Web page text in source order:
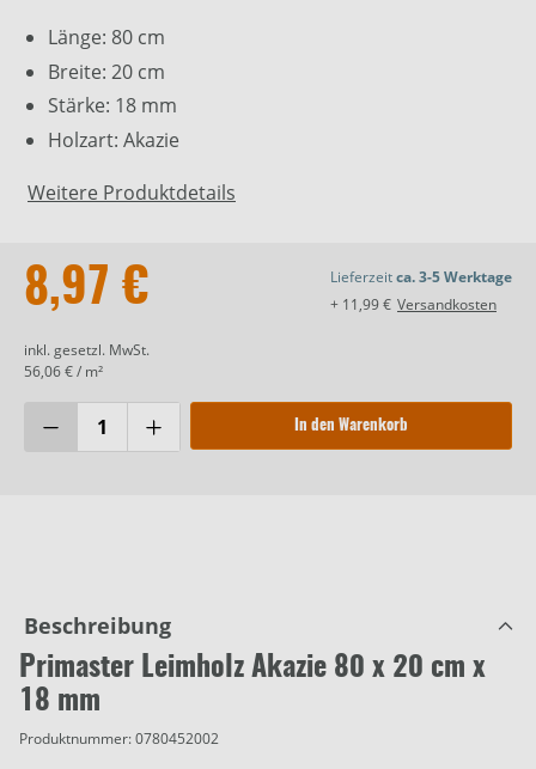
Länge: 80 cm
Breite: 20 cm
Stärke: 18 mm
Holzart: Akazie
Weitere Produktdetails
8,97 €
inkl. gesetzl. MwSt.
56,06 € / m²
Lieferzeitca. 3-5 Werktage
+ 11,99 € Versandkosten
In den Warenkorb
Beschreibung
Primaster Leimholz Akazie 80 x 20 cm x
18 mm
Produktnummer:0780452002